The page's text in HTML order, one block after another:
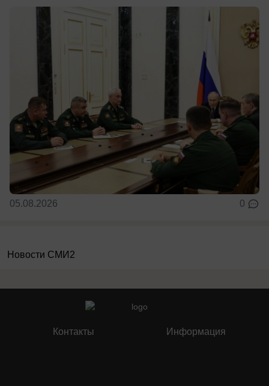
05.08.2026 0
Новости СМИ2
Контакты Информация